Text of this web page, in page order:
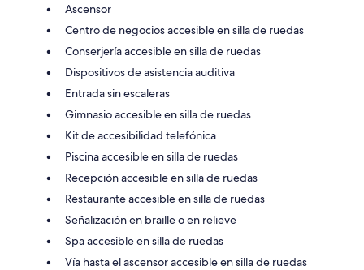
Ascensor
Centro de negocios accesible en silla de ruedas
Conserjería accesible en silla de ruedas
Dispositivos de asistencia auditiva
Entrada sin escaleras
Gimnasio accesible en silla de ruedas
Kit de accesibilidad telefónica
Piscina accesible en silla de ruedas
Recepción accesible en silla de ruedas
Restaurante accesible en silla de ruedas
Señalización en braille o en relieve
Spa accesible en silla de ruedas
Vía hasta el ascensor accesible en silla de ruedas